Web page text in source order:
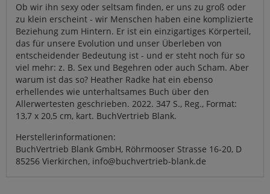
Ob wir ihn sexy oder seltsam finden, er uns zu groß oder
zu klein erscheint - wir Menschen haben eine komplizierte
Beziehung zum Hintern. Er ist ein einzigartiges Körperteil,
das für unsere Evolution und unser Überleben von
entscheidender Bedeutung ist - und er steht noch für so
viel mehr: z. B. Sex und Begehren oder auch Scham. Aber
warum ist das so? Heather Radke hat ein ebenso
erhellendes wie unterhaltsames Buch über den
Allerwertesten geschrieben. 2022. 347 S., Reg., Format:
13,7 x 20,5 cm, kart. BuchVertrieb Blank.
Herstellerinformationen:
BuchVertrieb Blank GmbH, Röhrmooser Strasse 16-20, D
85256 Vierkirchen, info@buchvertrieb-blank.de